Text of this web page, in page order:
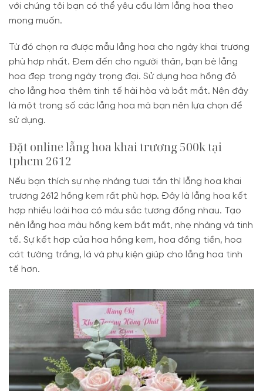
với chúng tôi bạn có thể yêu cầu làm lẵng hoa theo
mong muốn.
Từ đó chọn ra được mẫu lẵng hoa cho ngày khai trương
phù hợp nhất. Đem đến cho người thân, bạn bè lẵng
hoa đẹp trong ngày trọng đại. Sử dụng hoa hồng đỏ
cho lẵng hoa thêm tinh tế hài hòa và bắt mắt. Nên đây
là một trong số các lẵng hoa mà bạn nên lựa chọn để
sử dụng.
Đặt online lẵng hoakhai trương 500k tại
tphcm 2612
Nếu bạn thích sự nhẹ nhàng tươi tắn thì lẵng hoa khai
trương 2612 hồng kem rất phù hợp. Đây là lẵng hoa kết
hợp nhiều loài hoa có màu sắc tương đồng nhau. Tạo
nên lẵng hoa màu hồng kem bắt mắt, nhẹ nhàng và tinh
tế. Sự kết hợp của hoa hồng kem, hoa đồng tiền, hoa
cát tường trắng, lá và phụ kiện giúp cho lẵng hoa tinh
tế hơn.